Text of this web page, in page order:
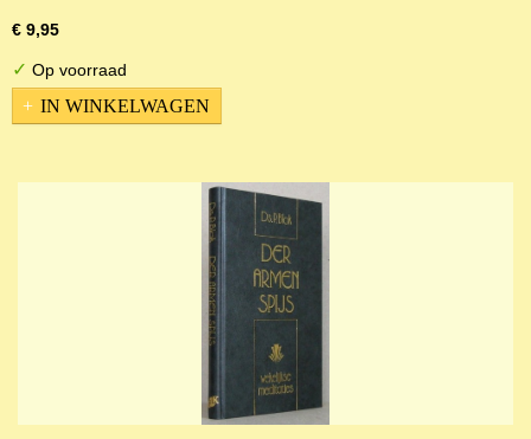
€ 9,95
✓ Op voorraad
IN WINKELWAGEN